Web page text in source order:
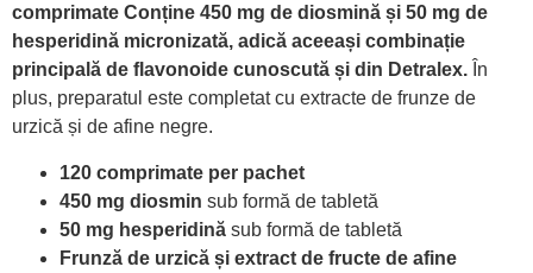
comprimate Conține 450 mg de diosmină și 50 mg de
hesperidină micronizată, adică aceeași combinație
principală de flavonoide cunoscută și din Detralex. În
plus, preparatul este completat cu extracte de frunze de
urzică și de afine negre.
120 comprimate per pachet
450 mg diosmin sub formă de tabletă
50 mg hesperidină sub formă de tabletă
Frunză de urzică și extract de fructe de afine